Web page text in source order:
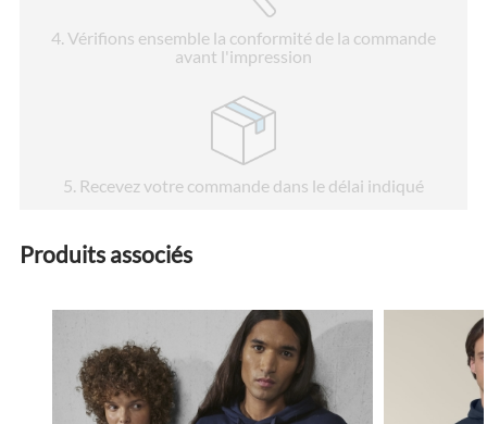
4. Vérifions ensemble la conformité de la commande
avant l'impression
5. Recevez votre commande dans le délai indiqué
Produits associés